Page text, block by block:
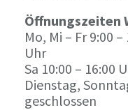
Öffnungszeiten
Mo, Mi – Fr 9:00
Uhr
Sa 10:00 – 16:00
Dienstag,
geschlossen